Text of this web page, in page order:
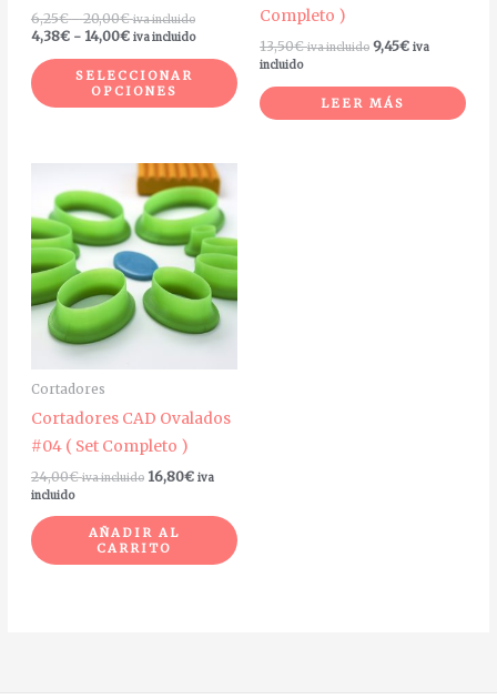
6,25€ - 20,00€ iva incluido
4,38€ - 14,00€ iva incluido
SELECCIONAR
OPCIONES
página
de
producto
Completo )
13,50€ iva incluido 9,45€ iva
incluido
LEER MÁS
Cortadores
Cortadores CAD Ovalados
#04 ( Set Completo )
24,00€ iva incluido 16,80€ iva
incluido
AÑADIR AL
CARRITO